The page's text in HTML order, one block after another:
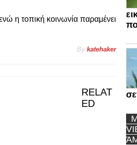
η τοπική κοινωνία παραμένει
By katehaker
RELAT
ED